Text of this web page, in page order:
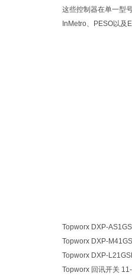
这些控制器在单一型
InMetro、PESO以及
Topworx DXP-
Topworx DXP-
Topworx DXP-
Topworx 回讯开关